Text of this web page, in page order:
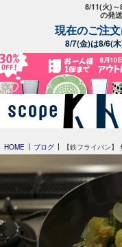
8/11(火)
の発
現在のご注
8/7(金)は8/6(
HOME ブログ 【鉄フライパン